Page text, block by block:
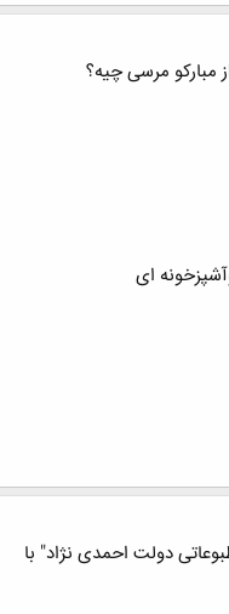
مبارکو مرسی چیه؟
دولت احمدی نژاد" با